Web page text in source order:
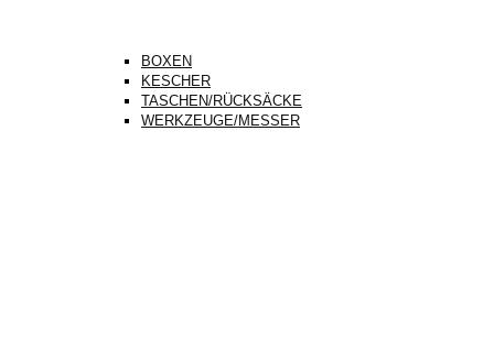
BOXEN
KESCHER
TASCHEN/RÜCKSÄCKE
WERKZEUGE/MESSER